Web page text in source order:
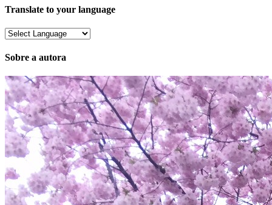
Translate to your language
Sobre a autora